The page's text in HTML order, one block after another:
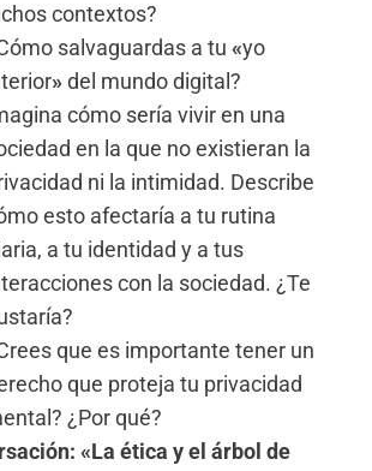
contextos?
salvaguardas a tu «yo
»del mundo digital?
cómo sería vivir en una
en la que no existieran la
ni la intimidad. Describe
esto afectaría a tu rutina
a tu identidad y a tus
con la sociedad. ¿Te
que es importante tener un
que proteja tu privacidad
¿Por qué?
«La ética y el árbol de